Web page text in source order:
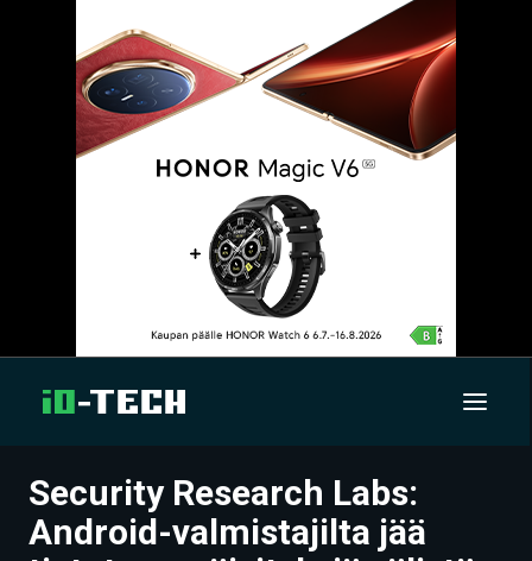
UUTISET
Security Research Labs:
Android-valmistajilta jää